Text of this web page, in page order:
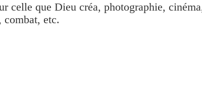
celle que Dieu créa, photographie,
etc.